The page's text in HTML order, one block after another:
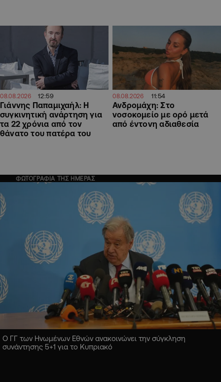
08.08.2026 12:59
Γιάννης Παπαμιχαήλ: Η
συγκινητική ανάρτηση για
τα 22 χρόνια από τον
θάνατο του πατέρα του
08.08.2026 11:54
Ανδρομάχη: Στο
νοσοκομείο με ορό μετά
από έντονη αδιαθεσία
ΦΩΤΟΓΡΑΦΙΑ ΤΗΣ ΗΜΕΡΑΣ
Ο ΓΓ των Ηνωμένων Εθνών ανακοινώνει την σύγκληση
συνάντησης 5+1 για το Κυπριακό